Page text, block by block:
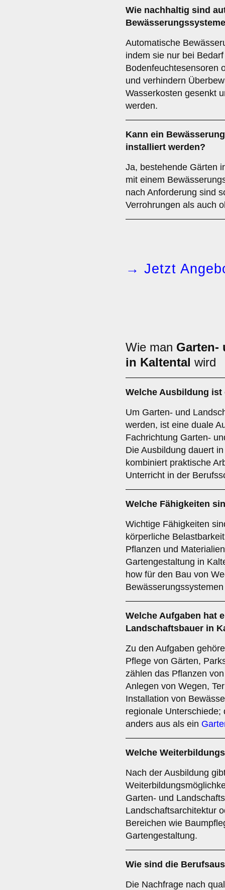
Wie nachhaltig sind
Automatische
indem sie nur bei
Bodenfeuchtesensoren
und verhindern
Wasserkosten gesenkt
werden.
Kann ein
installiert werden?
Ja, bestehende Gärten
mit einem
nach Anforderung sind
Verrohrungen als auch
→ Jetzt
Wie man Garten-
in Kaltental wird
Welche Ausbildung
Um Garten- und
werden, ist eine duale
Fachrichtung Garten-
Die Ausbildung dauert
kombiniert praktische
Unterricht in der
Welche Fähigkeiten
Wichtige Fähigkeiten
körperliche
Pflanzen und
Gartengestaltung in
how für den Bau von
Welche Aufgaben hat
Landschaftsbauer in
Zu den Aufgaben
Pflege von Gärten,
zählen das Pflanzen
Anlegen von Wegen,
Installation von
regionale
anders aus als ein
Welche
Nach der Ausbildung
Garten- und
Landschaftsarchitektur
Bereichen wie
Gartengestaltung.
Wie sind die
Die Nachfrage nach